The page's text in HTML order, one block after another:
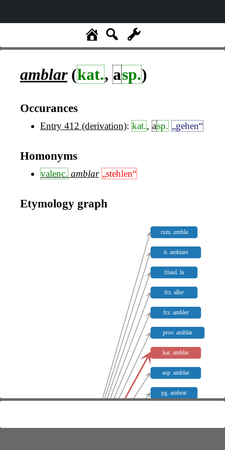
amblar(kat., asp.)
Occurances
Entry 412 (derivation): kat., asp. „gehen“
Homonyms
valenc. amblar „stehlen“
Etymology graph
rum. umbla
it. ambiare
friaul. la
frz. aller
frz. ambler
prov. amblar
kat. amblar
asp. amblar
pg. ambrar